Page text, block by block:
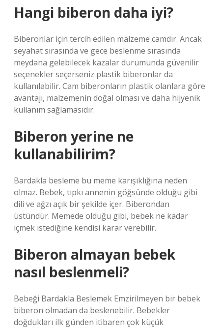
Hangi biberon daha iyi?
Biberonlar için tercih edilen malzeme camdır. Ancak
seyahat sırasında ve gece beslenme sırasında
meydana gelebilecek kazalar durumunda güvenilir
seçenekler seçerseniz plastik biberonlar da
kullanılabilir. Cam biberonların plastik olanlara göre
avantajı, malzemenin doğal olması ve daha hijyenik
kullanım sağlamasıdır.
Biberon yerine ne
kullanabilirim?
Bardakla besleme bu meme karışıklığına neden
olmaz. Bebek, tıpkı annenin göğsünde olduğu gibi
dili ve ağzı açık bir şekilde içer. Biberondan
üstündür. Memede olduğu gibi, bebek ne kadar
içmek istediğine kendisi karar verebilir.
Biberon almayan bebek
nasıl beslenmeli?
Bebeği Bardakla Beslemek Emzirilmeyen bir bebek
biberon olmadan da beslenebilir. Bebekler
doğdukları ilk günden itibaren çok küçük